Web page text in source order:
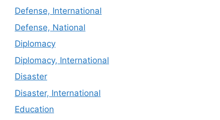
Defense, International
Defense, National
Diplomacy
Diplomacy, International
Disaster
Disaster, International
Education